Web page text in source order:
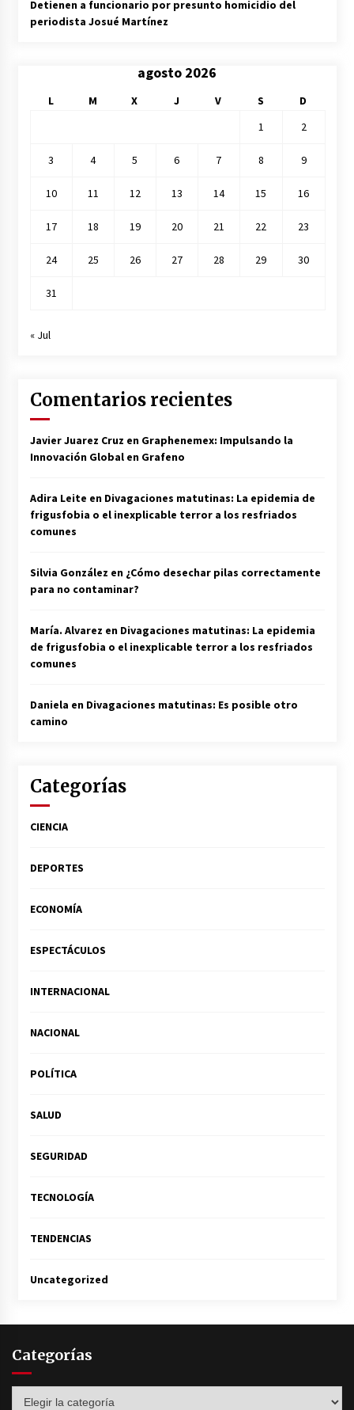
Detienen a funcionario por presunto homicidio del
periodista Josué Martínez
agosto 2026
L M X J V S
D
1
2
3 4 5 6 7 8 9
10 11 12 13 14 15 16
17 18 19 20 21 22 23
24 25 26 27 28 29 30
31
« Jul
Comentarios recientes
Javier Juarez Cruz en Graphenemex: Impulsando la
Innovación Global en Grafeno
Adira Leite en Divagaciones matutinas: La epidemia de
frigusfobia o el inexplicable terror a los resfriados
comunes
Silvia González en ¿Cómo desechar pilas correctamente
para no contaminar?
María. Alvarez en Divagaciones matutinas: La epidemia
de frigusfobia o el inexplicable terror a los resfriados
comunes
Daniela en Divagaciones matutinas: Es posible otro
camino
Categorías
CIENCIA
DEPORTES
ECONOMÍA
ESPECTÁCULOS
INTERNACIONAL
NACIONAL
POLÍTICA
SALUD
SEGURIDAD
TECNOLOGÍA
TENDENCIAS
Uncategorized
Categorías